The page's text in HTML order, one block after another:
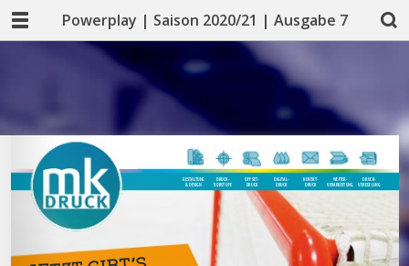
Powerplay | Saison 2020/21 | Ausgabe 7